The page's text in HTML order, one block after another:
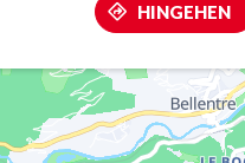
HINGEHEN